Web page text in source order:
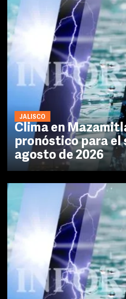
JALISCO
Clima en
pronóstico para el
agosto de 2026